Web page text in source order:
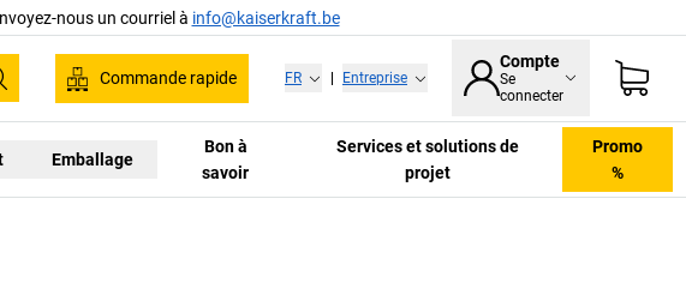
nous un courriel à info@kaiserkraft.be
Commande rapide FR Entreprise
Compte
Se
connecter
Emballage
Bon à
savoir
Services et solutions de
projet
Promo
%